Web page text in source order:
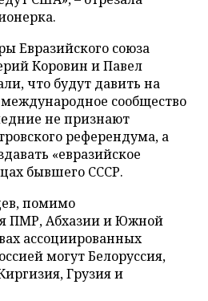
Евразийского союза
Коровин и Павел
что будут давить на
сообщество
не признают
референдума, а
«евразийское
бывшего СССР.
помимо
ПМР, Абхазии и Южной
ассоциированных
могут Белоруссия,
Грузия и